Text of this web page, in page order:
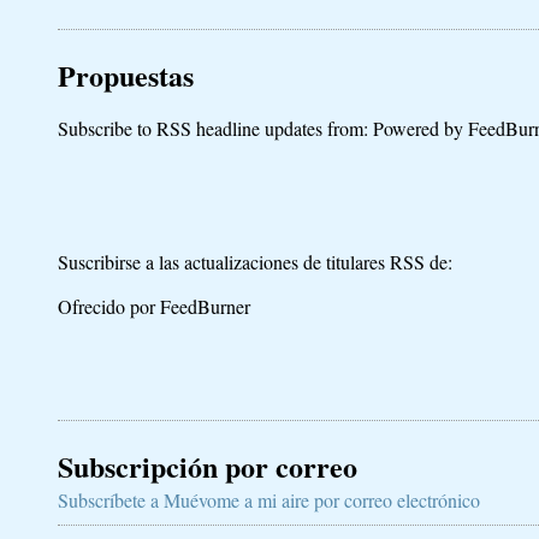
Propuestas
Subscribe to RSS headline updates from: Powered by
Suscribirse a las actualizaciones de titulares RSS de:
Ofrecido por FeedBurner
Subscripción por correo
Subscríbete a Muévome a mi aire por correo electrónico